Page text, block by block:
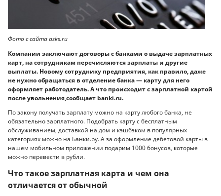
Фото с сайта asks.ru
Компании заключают договоры с банками о выдаче зарплатных
карт, на сотрудникам перечисляются зарплаты и другие
выплаты. Новому сотруднику предприятия, как правило, даже
не нужно обращаться в отделение банка — карту для него
оформляет работодатель. А что происходит с зарплатной картой
после увольнения,сообщает banki.ru.
По закону получать зарплату можно на карту любого банка, не
обязательно зарплатного. Подобрать карту с бесплатным
обслуживанием, доставкой на дом и кэшбэком в популярных
категориях можно на Банки.ру. А за оформление дебетовой карты в
нашем мобильном приложении подарим 1000 бонусов, которые
можно перевести в рубли.
Что такое зарплатная карта и чем она
отличается от обычной